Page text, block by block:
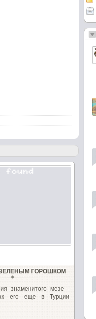
ГОРОШКОМ
знаменитого мезе -
его еще в Турции